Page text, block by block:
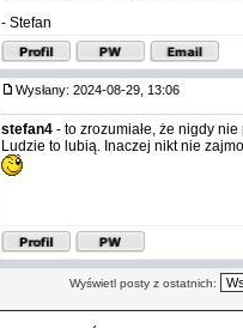
- Stefan
Wysłany: 2024-08-29, 13:06
stefan4 - to zrozumiałe, że nigdy
Ludzie to lubią. Inaczej nikt nie
Wyświetl posty z ostatnich: